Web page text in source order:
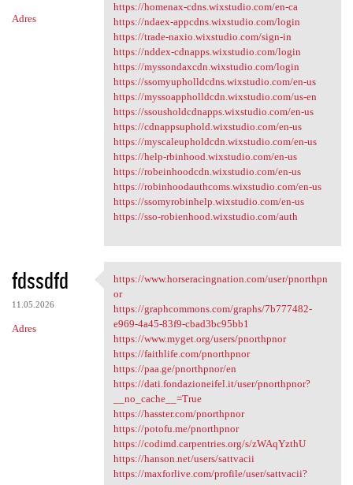
Adres
https://homenax-cdns.wixstudio.com/en-ca
https://ndaex-appcdns.wixstudio.com/login
https://trade-naxio.wixstudio.com/sign-in
https://nddex-cdnapps.wixstudio.com/login
https://myssondaxcdn.wixstudio.com/login
https://ssomyupholldcdns.wixstudio.com/en-us
https://myssoappholldcdn.wixstudio.com/us-en
https://ssousholdcdnapps.wixstudio.com/en-us
https://cdnappsuphold.wixstudio.com/en-us
https://myscaleupholdcdn.wixstudio.com/en-us
https://help-rbinhood.wixstudio.com/en-us
https://robeinhoodcdn.wixstudio.com/en-us
https://robinhoodauthcoms.wixstudio.com/en-us
https://ssomyrobinhelp.wixstudio.com/en-us
https://sso-robienhood.wixstudio.com/auth
fdssdfd
11.05.2026
Adres
https://www.horseracingnation
https://www.horseracingnation.com/user/pnorthpn
or
https://graphcommons.com/graphs/7b777482-
e969-4a45-83f9-cbad3bc95bb1
https://www.myget.org/users/pnorthpnor
https://faithlife.com/pnorthpnor
https://paa.ge/pnorthpnor/en
https://dati.fondazioneifel.it/user/pnorthpnor?
__no_cache__=True
https://hasster.com/pnorthpnor
https://potofu.me/pnorthpnor
https://codimd.carpentries.org/s/zWAqYzthU
https://hanson.net/users/sattvacii
https://maxforlive.com/profile/user/sattvacii?